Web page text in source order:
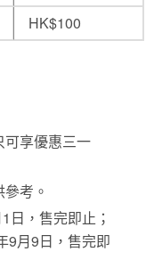
HK$100
可享優惠三一
考。
日，售完即止；
9月9日，售完即